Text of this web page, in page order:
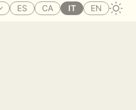
ES CA IT EN